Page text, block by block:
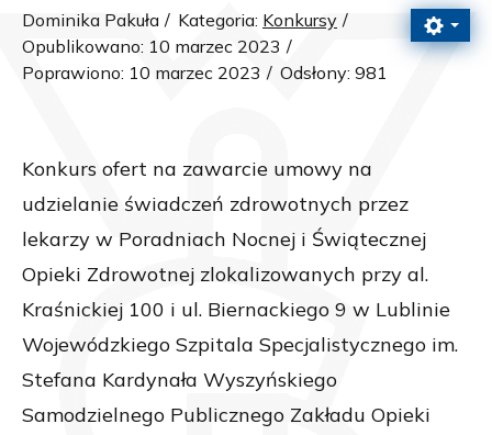
Dominika Pakuła Kategoria: Konkursy
Opublikowano: 10 marzec 2023
Poprawiono: 10 marzec 2023
Odsłony: 981
Konkurs ofert na zawarcie umowy na
udzielanie świadczeń zdrowotnych przez
lekarzy w Poradniach Nocnej i Świątecznej
Opieki Zdrowotnej zlokalizowanych przy al.
Kraśnickiej 100 i ul. Biernackiego 9 w Lublinie
Wojewódzkiego Szpitala Specjalistycznego im.
Stefana Kardynała Wyszyńskiego
Samodzielnego Publicznego Zakładu Opieki